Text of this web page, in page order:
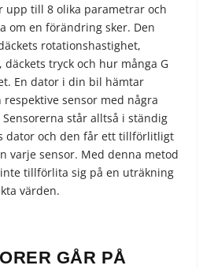
upp till 8 olika parametrar och
om en förändring sker. Den
rotationshastighet,
tryck och hur många G
En dator i din bil hämtar
sensor med några
står alltså i ständig
dator och den får ett tillförlitligt
varje sensor. Med denna metod
tillförlita sig på en uträkning
värden.
GÅR PÅ